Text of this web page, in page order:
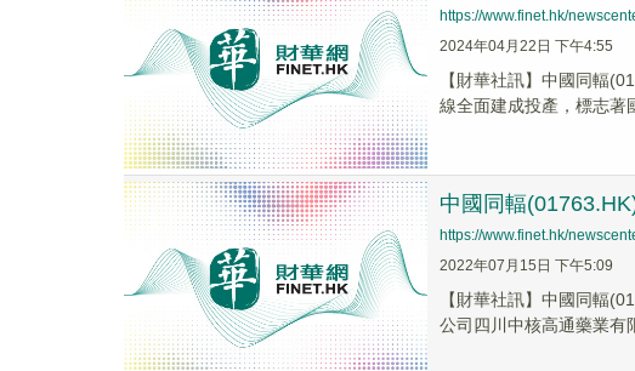
https://www.finet.hk/
2024年04月22日 下午4:55
【財華社訊】中國同輻
線全面建成投產，標志著
中國同輻
https://www.finet.hk/
2022年07月15日 下午5:09
【財華社訊】中國同輻
公司四川中核高通藥業有